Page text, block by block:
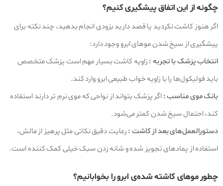
چگونه از این اتفاق پیشگیری کنیم؟
اگر هنوز کاشت نکردید یا قصد دارید بزودی انجام بدهید، چند نکته برای
پیشگیری از سیخ شدن موهای ابرو وجود دارد:
انتخاب پزشک با تجربه :زاویه کاشت بسیار مهم است پزشک متخصص
باید فولیکول‌ها را با زاویه خواب طبیعی ابرو وارد کند.
بانک موی مناسب :اگر پزشک بتواند از نواحی‌ که موی نرم‌ تر دارند استفاده
کند، احتمال سیخ شدن کمتر می‌شود.
دستورالعمل‌های بعد از کاشت :رعایت دقیق نکاتی مثل پرهیز از مالش،
استفاده از پمادهای تجویز شده و شانه‌ زدن سبک خیلی کمک کننده است.
چطور موهای کاشته‌ شده‌ی ابرو را بخوابانیم؟